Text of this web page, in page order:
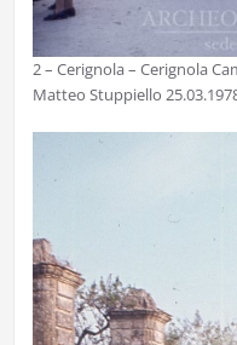
2 – Cerignola – Cerignola
Matteo Stuppiello